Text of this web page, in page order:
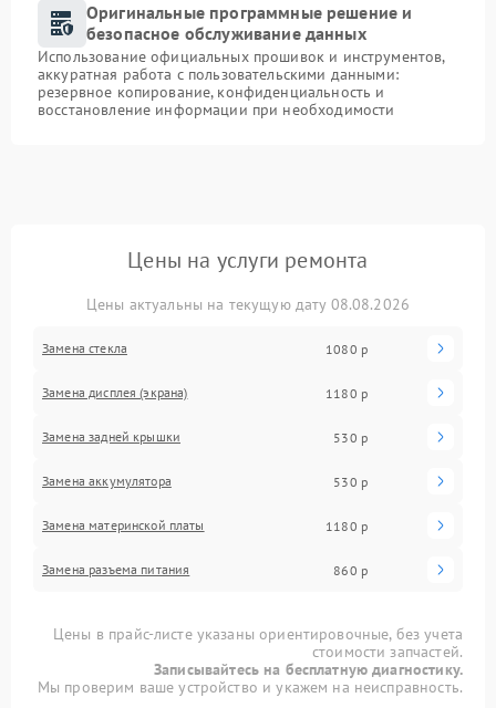
Оригинальные программные решение и
безопасное обслуживание данных
Использование официальных прошивок и инструментов,
аккуратная работа с пользовательскими данными:
резервное копирование, конфиденциальность и
восстановление информации при необходимости
Цены на услуги ремонта
Цены актуальны на текущую дату 08.08.2026
Замена стекла 1080 р
Замена дисплея (экрана) 1180 р
Замена задней крышки 530 р
Замена аккумулятора 530 р
Замена материнской платы 1180 р
Замена разъема питания 860 р
Цены в прайс-листе указаны ориентировочные, без учета
стоимости запчастей.
Записывайтесь на бесплатную диагностику.
Мы проверим ваше устройство и укажем на неисправность.